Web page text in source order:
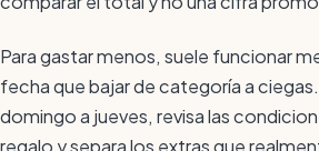
Para gastar menos, suele funcionar
fecha que bajar de categoría a
domingo a jueves, revisa las
regalo y separa los extras que